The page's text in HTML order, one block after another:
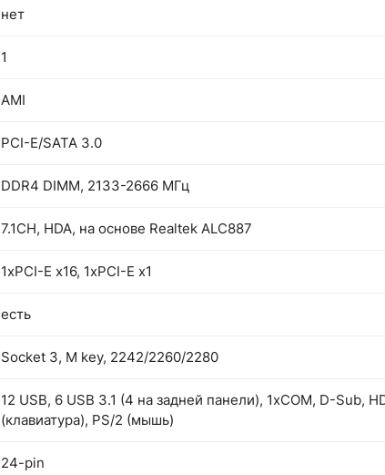
нет
1
AMI
PCI-E/SATA 3.0
DDR4 DIMM, 2133-2666 МГц
7.1CH, HDA, на основе Realtek ALC887
1xPCI-E x16, 1xPCI-E x1
есть
Socket 3, M key, 2242/2260/2280
12 USB, 6 USB 3.1 (4 на задней панели), 1xCOM, D-Sub,
(клавиатура), PS/2 (мышь)
24-pin